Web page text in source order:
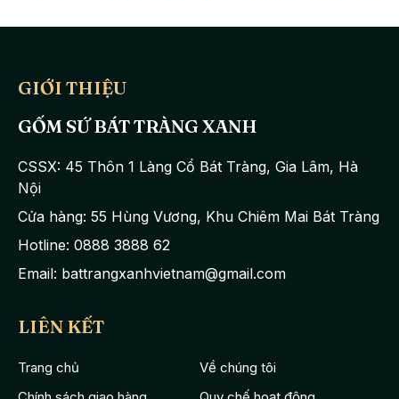
cơm, 1 bát tô, 1 bát đựng gia vị. Bộ đĩa được thiết kế dựa trên
GIỚI THIỆU
GỐM SỨ BÁT TRÀNG XANH
CSSX: 45 Thôn 1 Làng Cổ Bát Tràng, Gia Lâm, Hà
Nội
Cửa hàng: 55 Hùng Vương, Khu Chiêm Mai Bát Tràng
Hotline: 0888 3888 62
Email: battrangxanhvietnam@gmail.com
LIÊN KẾT
Trang chủ
Về chúng tôi